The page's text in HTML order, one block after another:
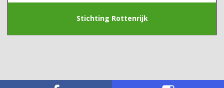
Stichting Rottenrijk